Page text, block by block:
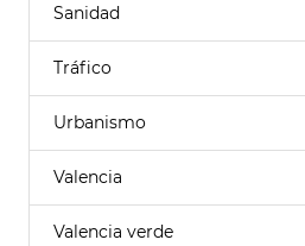
Sanidad
Tráfico
Urbanismo
Valencia
Valencia verde